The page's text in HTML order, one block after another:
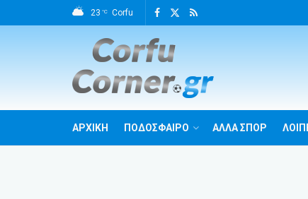
23 °C Corfu
ΑΡΧΙΚΗ ΠΟΔΟΣΦΑΙΡΟ ΑΛΛΑ ΣΠΟΡ